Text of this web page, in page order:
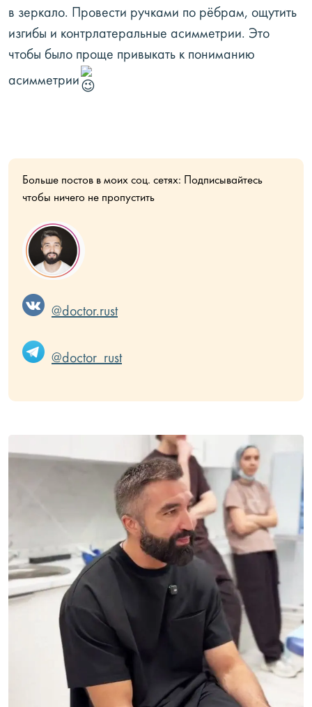
в зеркало. Провести ручками по рёбрам, ощутить
изгибы и контрлатеральные асимметрии. Это
чтобы было проще привыкать к пониманию
асимметрии
Больше постов в моих соц. сетях: Подписывайтесь
чтобы ничего не пропустить
@doctor.rust
@doctor_rust